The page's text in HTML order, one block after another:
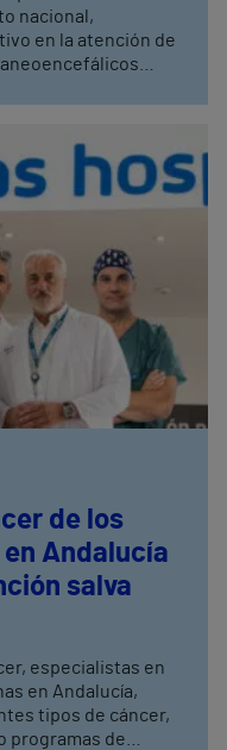
nacional,
en la atención de
efectiva, que
ya que
para el manejo
de los
Andalucía
salva
especialistas en
en Andalucía,
tipos de cáncer,
programas de